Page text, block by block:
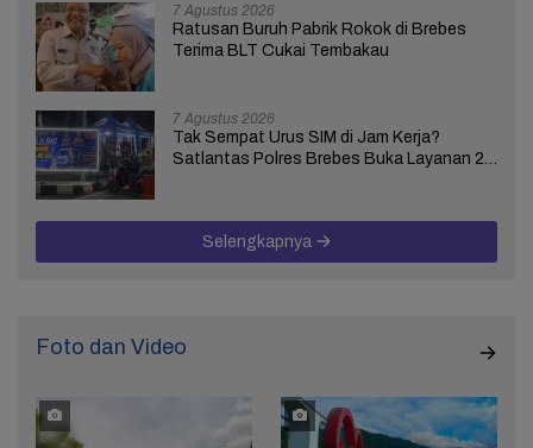
7 Agustus 2026
Ratusan Buruh Pabrik Rokok di Brebes
Terima BLT Cukai Tembakau
7 Agustus 2026
Tak Sempat Urus SIM di Jam Kerja?
Satlantas Polres Brebes Buka Layanan 24
Selengkapnya
Foto dan Video